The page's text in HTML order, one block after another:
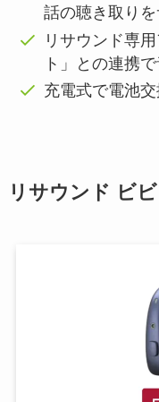
話の聴き取りを
リサウンド専
ト」との連携
充電式で電池
リサウンド ビ